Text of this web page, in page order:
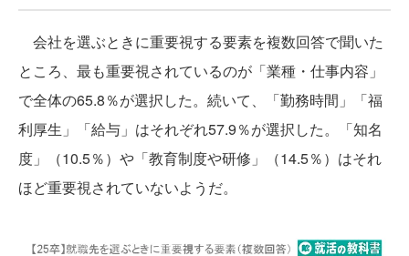
会社を選ぶときに重要視する要素を複数回答で聞いた
ところ、最も重要視されているのが「業種・仕事内容」
で全体の65.8％が選択した。続いて、「勤務時間」「福
利厚生」「給与」はそれぞれ57.9％が選択した。「知名
度」（10.5％）や「教育制度や研修」（14.5％）はそれ
ほど重要視されていないようだ。